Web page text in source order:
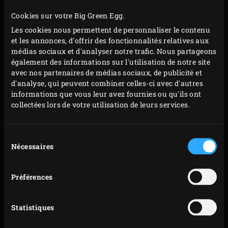
Cookies sur votre Big Green Egg.
Les cookies nous permettent de personnaliser le contenu
et les annonces, d'offrir des fonctionnalités relatives aux
médias sociaux et d'analyser notre trafic. Nous partageons
également des informations sur l'utilisation de notre site
avec nos partenaires de médias sociaux, de publicité et
d'analyse, qui peuvent combiner celles-ci avec d'autres
informations que vous leur avez fournies ou qu'ils ont
collectées lors de votre utilisation de leurs services.
duNécessaires
Préférences
Statistiques